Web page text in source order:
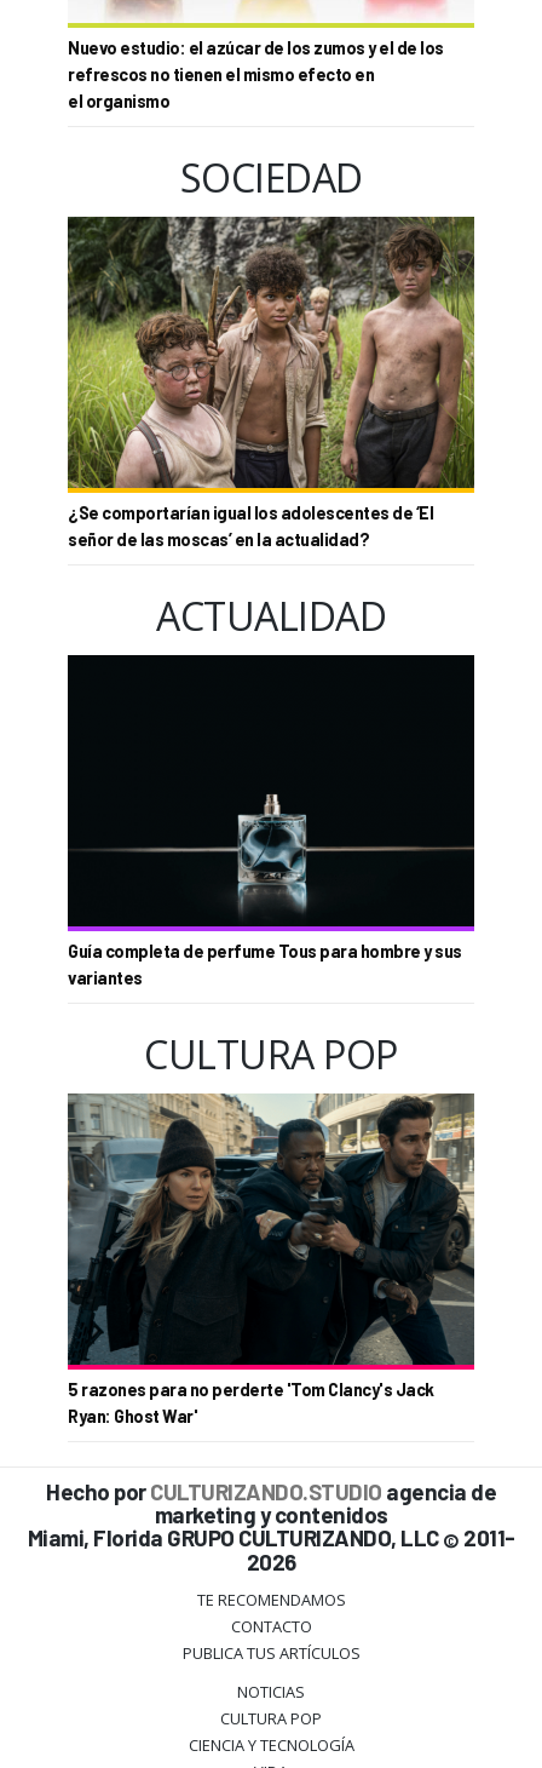
Nuevo estudio: el azúcar de los zumos y el de los
refrescos no tienen el mismo efecto en
el organismo
SOCIEDAD
¿Se comportarían igual los adolescentes de ‘El
señor de las moscas’ en la actualidad?
ACTUALIDAD
Guía completa de perfume Tous para hombre y sus
variantes
CULTURA POP
5 razones para no perderte 'Tom Clancy's Jack
Ryan: Ghost War'
Hecho porCULTURIZANDO.STUDIO agencia de
marketing y contenidos
Miami, Florida GRUPO CULTURIZANDO, LLC © 2011-
2026
TE RECOMENDAMOS
CONTACTO
PUBLICA TUS ARTÍCULOS
NOTICIAS
CULTURA POP
CIENCIA Y TECNOLOGÍA